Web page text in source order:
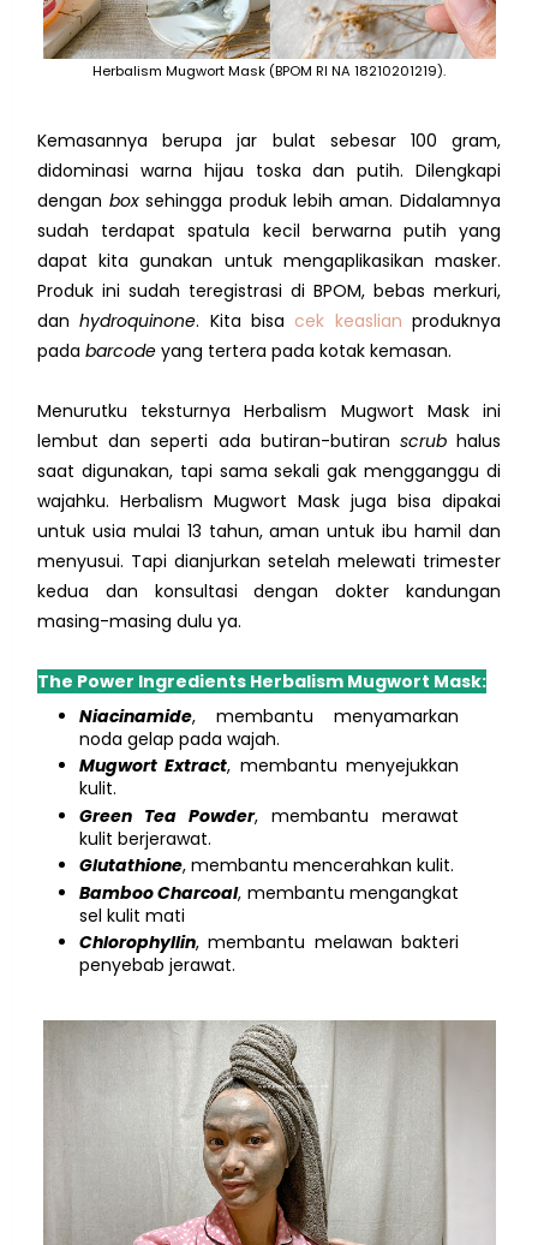
Herbalism Mugwort Mask (BPOM RI NA 18210201219).
Kemasannya berupa jar bulat sebesar 100 gram,
didominasi warna hijau toska dan putih. Dilengkapi
dengan boxsehingga produk lebih aman. Didalamnya
sudah terdapat spatula kecil berwarna putih yang
dapat kita gunakan untuk mengaplikasikan masker.
Produk ini sudah teregistrasi di BPOM, bebas merkuri,
danhydroquinone. Kita bisa cek keaslian produknya
padabarcode yang tertera pada kotak kemasan.
Menurutku teksturnya Herbalism Mugwort Mask ini
lembut dan seperti ada butiran-butiran scrubhalus
saat digunakan, tapi sama sekali gak mengganggu di
wajahku. Herbalism Mugwort Mask juga bisa dipakai
untuk usia mulai 13 tahun, aman untuk ibu hamil dan
menyusui. Tapi dianjurkan setelah melewati trimester
kedua dan konsultasi dengan dokter kandungan
masing-masing dulu ya.
The Power Ingredients Herbalism Mugwort Mask:
Niacinamide, membantu menyamarkan
noda gelap pada wajah.
Mugwort Extract, membantu menyejukkan
kulit.
Green Tea Powder, membantu merawat
kulit berjerawat.
Glutathione, membantu mencerahkan kulit.
Bamboo Charcoal, membantu mengangkat
sel kulit mati
Chlorophyllin, membantu melawan bakteri
penyebab jerawat.